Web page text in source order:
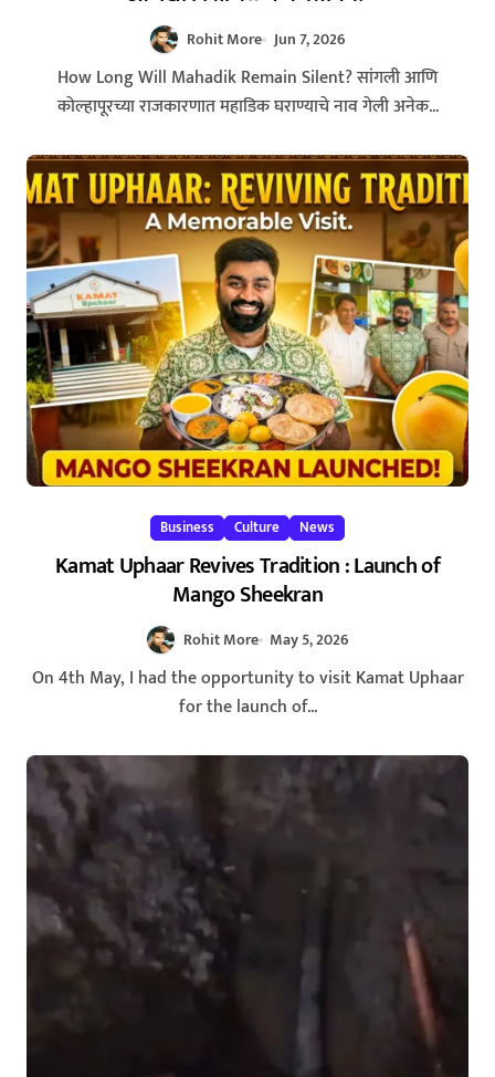
Rohit More Jun 7, 2026
How Long Will Mahadik Remain Silent? सांगली आणि
कोल्हापूरच्या राजकारणात महाडिक घराण्याचे नाव गेली अनेक...
Business Culture News
Kamat Uphaar Revives Tradition : Launch of
Mango Sheekran
Rohit More May 5, 2026
On 4th May, I had the opportunity to visit Kamat Uphaar
for the launch of...